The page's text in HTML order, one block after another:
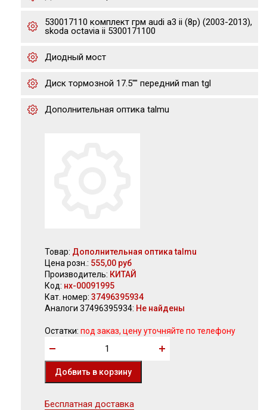
530017110 комплект грм audi a3 ii (8p) (2003-2013),
skoda octavia ii 5300171100
Диодный мост
Диск тормозной 17.5"" передний man tgl
Дополнительная оптика talmu
Товар: Дополнительная оптика talmu
Цена розн.: 555,00 руб
Производитель: КИТАЙ
Код: нх-00091995
Кат. номер: 37496395934
Аналоги 37496395934: Не найдены
Остатки: под заказ, цену уточняйте по телефону
Бесплатная доставка